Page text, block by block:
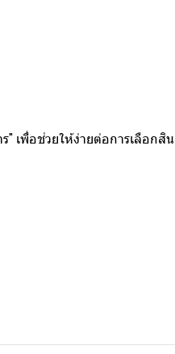
" เพื่อช่วยให้ง่ายต่อการเลือ